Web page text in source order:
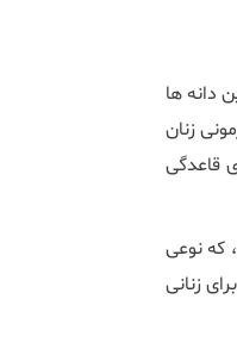
دانه ‌ها
زنان
قاعدگی
که نوعی
زنانی